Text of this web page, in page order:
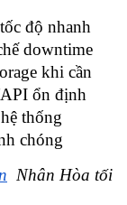
độ nhanh
downtime
khi cần
ổn định
thống
chóng
Nhân Hòa tối